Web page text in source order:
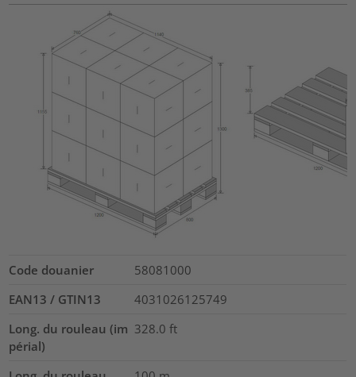
Code douanier
58081000
EAN13 / GTIN13
4031026125749
Long. du rouleau (im
périal)
328.0 ft